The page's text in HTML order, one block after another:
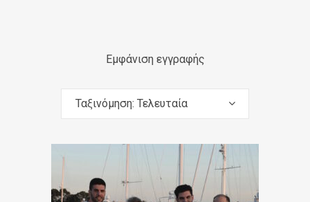
Εμφάνιση εγγραφής
Ταξινόμηση: Τελευταία